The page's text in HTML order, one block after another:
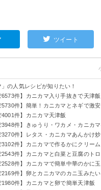
ツイート
」の人気レシピが知りたい！
6573件】カニカマ入り手抜きで天津飯
5730件】簡単！カニカマとネギで激
4001件】カニカマ天津飯
3948件】きゅうり・ワカメ・カニカ
3270件】レタス・カニカマあんかけ炒
3102件】カニカマで作るかにクリー
2543件】カニカマと白菜と豆腐のト
2528件】カニカマで簡単中華のかに玉
2169件】卵とカニカマのカニ玉みた
1980件】カニカマと卵で簡単天津飯